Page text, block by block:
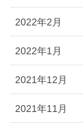
2022年2月
2022年1月
2021年12月
2021年11月